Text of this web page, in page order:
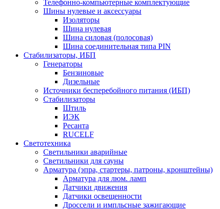
Телефонно-компьютерные комплектующие
Шины нулевые и аксессуары
Изоляторы
Шина нулевая
Шина силовая (полосовая)
Шина соединительная типа PIN
Стабилизаторы, ИБП
Генераторы
Бензиновые
Дизельные
Источники бесперебойного питания (ИБП)
Стабилизаторы
Штиль
ИЭК
Ресанта
RUCELF
Светотехника
Светильники аварийные
Светильники для сауны
Арматура (эпра, стартеры, патроны, кронштейны)
Арматура для люм. ламп
Датчики движения
Датчики освещенности
Дроссели и импльсные зажигающие